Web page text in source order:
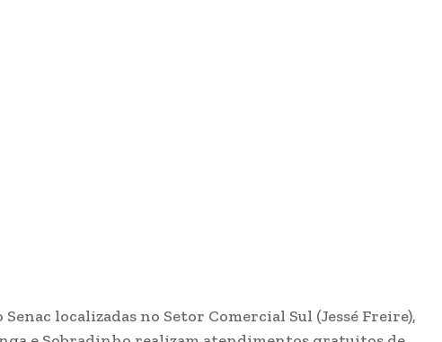
Senac localizadas no Setor Comercial Sul (Jessé Freire),